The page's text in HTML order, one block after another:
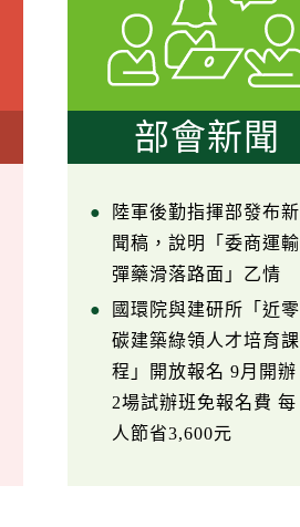
部會新聞
陸軍後勤指揮部發布新
聞稿，說明「委商運輸
彈藥滑落路面」乙情
國環院與建研所「近零
碳建築綠領人才培育課
程」開放報名 9月開辦
2場試辦班免報名費 每
人節省3,600元